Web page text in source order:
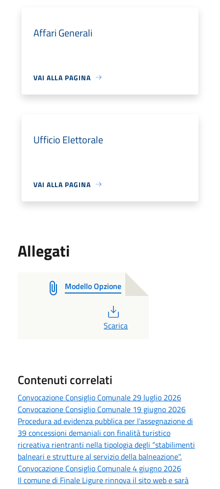
Affari Generali
VAI ALLA PAGINA
Ufficio Elettorale
VAI ALLA PAGINA
Allegati
Modello Opzione
PDF
Scarica
Contenuti correlati
Convocazione Consiglio Comunale 29 luglio 2026
Convocazione Consiglio Comunale 19 giugno 2026
Procedura ad evidenza pubblica per l'assegnazione di
39 concessioni demaniali con finalità turistico
ricreativa rientranti nella tipologia degli “stabilimenti
balneari e strutture al servizio della balneazione".
Convocazione Consiglio Comunale 4 giugno 2026
Il comune di Finale Ligure rinnova il sito web e sarà